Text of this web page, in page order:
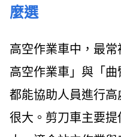
麼選
高空作業車中，最
高空作業車」與「
都能協助人員進行
很大。剪刀車主要